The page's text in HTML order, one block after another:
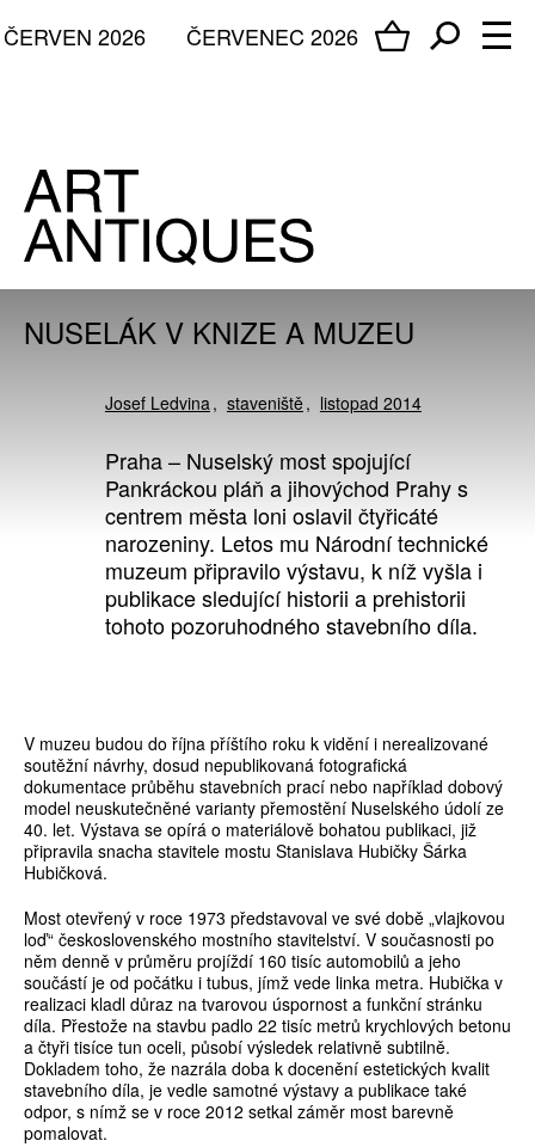
ČERVENEC 2026
ČERVEN 2026
NUSELÁK V KNIZE A MUZEU
Josef Ledvina staveniště listopad 2014
Praha – Nuselský most spojující
Pankráckou pláň a jihovýchod Prahy s
centrem města loni oslavil čtyřicáté
narozeniny. Letos mu Národní technické
muzeum připravilo výstavu, k níž vyšla i
publikace sledující historii a prehistorii
tohoto pozoruhodného stavebního díla.
V muzeu budou do října příštího roku k vidění i nerealizované
soutěžní návrhy, dosud nepublikovaná fotografická
dokumentace průběhu stavebních prací nebo například dobový
model neuskutečněné varianty přemostění Nuselského údolí ze
40. let. Výstava se opírá o materiálově bohatou publikaci, již
připravila snacha stavitele mostu Stanislava Hubičky Šárka
Hubičková.
Most otevřený v roce 1973 představoval ve své době „vlajkovou
loď“ československého mostního stavitelství. V současnosti po
něm denně v průměru projíždí 160 tisíc automobilů a jeho
součástí je od počátku i tubus, jímž vede linka metra. Hubička v
realizaci kladl důraz na tvarovou úspornost a funkční stránku
díla. Přestože na stavbu padlo 22 tisíc metrů krychlových betonu
a čtyři tisíce tun oceli, působí výsledek relativně subtilně.
Dokladem toho, že nazrála doba k docenění estetických kvalit
stavebního díla, je vedle samotné výstavy a publikace také
odpor, s nímž se v roce 2012 setkal záměr most barevně
pomalovat.